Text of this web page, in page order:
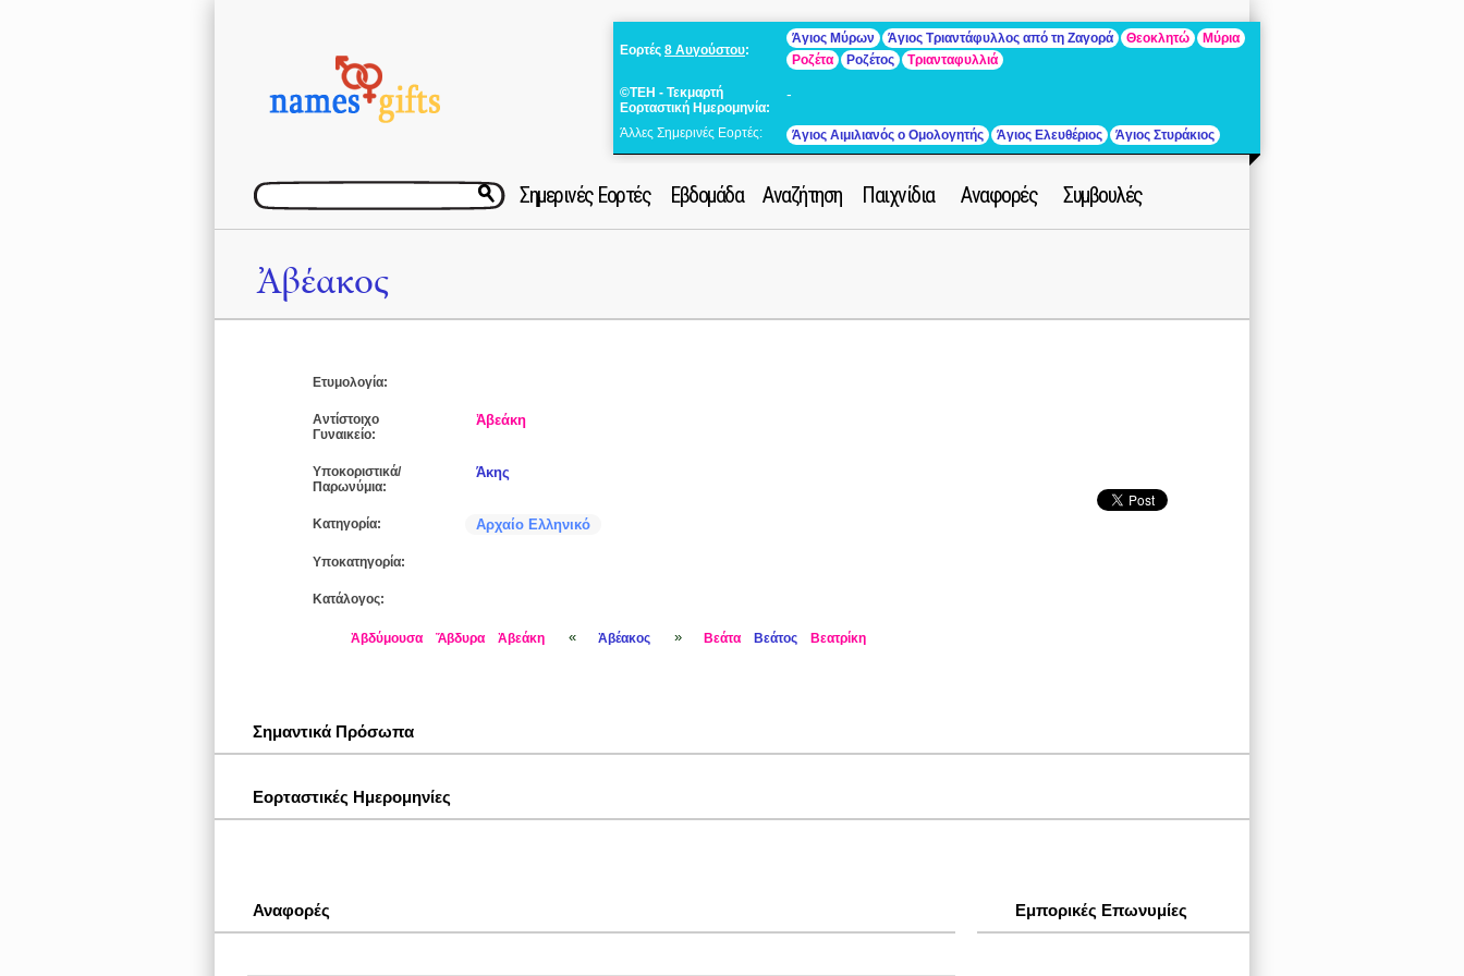
Εορτές 8 Αυγούστου:
Άγιος Μύρων Άγιος Τριαντάφυλλος από τη Ζαγορά Θεοκλητώ
Μύρια
Ροζέτα
Ροζέτος Τριανταφυλλιά
©ΤΕΗ - Τεκμαρτή
Εορταστική Ημερομηνία:
-
Άλλες Σημερινές Εορτές: Άγιος Αιμιλιανός ο Ομολογητής Άγιος Ελευθέριος Άγιος Στυράκιος
Σημερινές Εορτές Εβδομάδα Αναζήτηση Παιχνίδια Αναφορές Συμβουλές
Ἀβέακος
Ετυμολογία:
Αντίστοιχο
Γυναικείο:
Ἀβεάκη
Υποκοριστικά/
Παρωνύμια:
Άκης
Κατηγορία: Αρχαίο Ελληνικό
Υποκατηγορία:
Κατάλογος:
Ἀβδύμουσα Ἄβδυρα Ἀβεάκη « Ἀβέακος » Βεάτα Βεάτος Βεατρίκη
Σημαντικά Πρόσωπα
Εορταστικές Ημερομηνίες
Εμπορικές Επωνυμίες
Αναφορές